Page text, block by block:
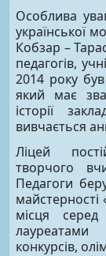
Особлива
української
Кобзар –
педагогів,
2014 року
який має
історії
вивчається
Ліцей
творчого
Педагоги
майстерності
місця
лауреатами
конкурсів,